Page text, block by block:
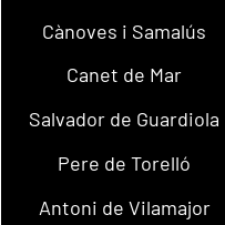
Cànoves i Samalús
Canet de Mar
Salvador de Guardiola
Pere de Torelló
Antoni de Vilamajor